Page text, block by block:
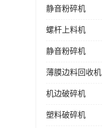
静音粉碎机
螺杆上料机
静音粉碎机
薄膜边料回收机
机边破碎机
塑料破碎机